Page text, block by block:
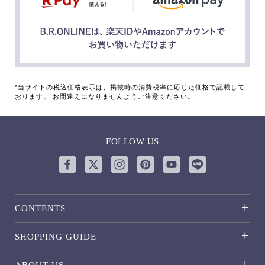
*当サイトの税込価格表示は、掲載時の消費税率に応じた価格で記載して
おります。 お間違えになりませんようご注意ください。
FOLLOW US
CONTENTS
SHOPPING GUIDE